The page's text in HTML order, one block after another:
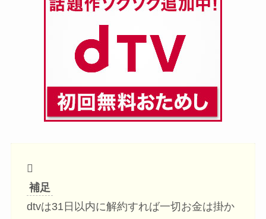
補足
dtvは31日以内に解約すれば一切お金は掛か